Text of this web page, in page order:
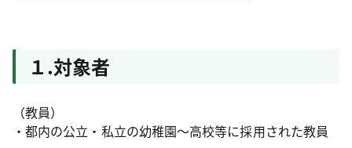
１.対象者
（教員）
・都内の公立・私立の幼稚園～高校等に採用された教員